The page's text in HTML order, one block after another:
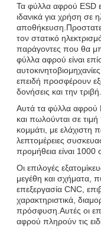
Τα φύλλα αφρού ESD
ιδανικά για χρήση σε
τον στατικό
παράγοντες που θα
φύλλα αφρού είναι
επειδή προσφέρουν
δονήσεις και την τριβή.
Αυτά τα φύλλα αφρού
και πωλούνται σε
κομμάτι, με ελάχιστη
λεπτομέρειες
προμήθεια είναι 1000
Οι επιλογές
μεγέθη και σχήματα,
επεξεργασία CNC,
χαρακτηριστικά,
πρόσφυση.Αυτές οι
αφρού πληρούν τις